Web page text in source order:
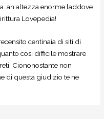
an altezza enorme laddove
Lovepedia!
centinaia di siti di
cosi difficile mostrare
Ciononostante non
di questa giudizio te ne